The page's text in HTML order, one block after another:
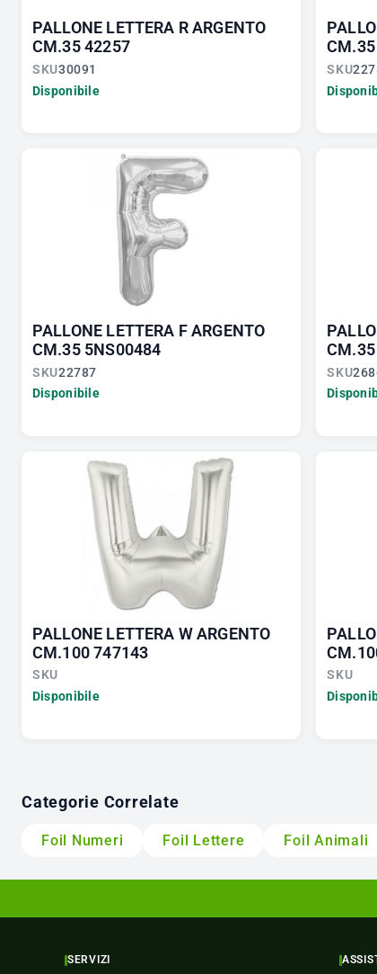
PALLONE LETTERA R ARGENTO
CM.35 42257
SKU30091
Disponibile
SKU
PALLONE LETTERA F ARGENTO
CM.35 5NS00484
SKU22787
Disponibile
SKU
PALLONE LETTERA W ARGENTO
CM.100 747143
SKU
Disponibile
SKU
Categorie Correlate
Foil Numeri Foil Lettere Foil Animali
SERVIZI